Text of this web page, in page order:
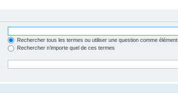
Rechercher tous les termes ou utiliser une question comme élément
Rechercher n’importe quel de ces termes